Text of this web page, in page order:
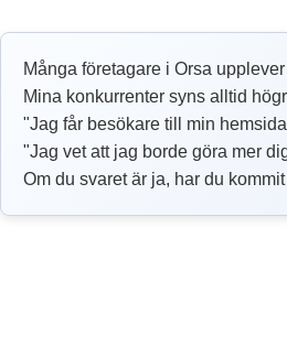
Många företagare i Orsa
Mina konkurrenter syns alltid
"Jag får besökare till min
"Jag vet att jag borde göra mer
Om du svaret är ja, har du